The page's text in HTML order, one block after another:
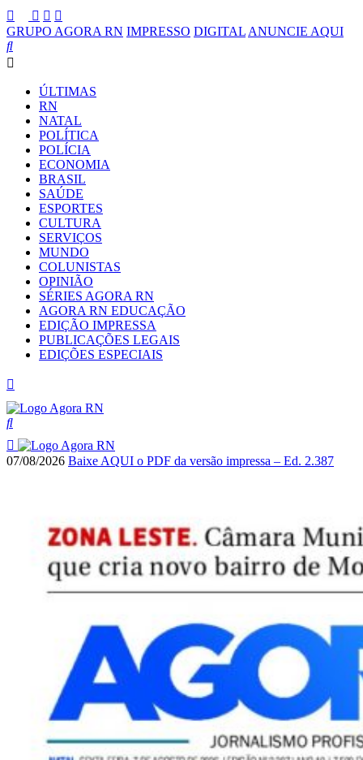
GRUPO AGORA RN IMPRESSO DIGITAL ANUNCIE AQUI
ÚLTIMAS
RN
NATAL
POLÍTICA
POLÍCIA
ECONOMIA
BRASIL
SAÚDE
ESPORTES
CULTURA
SERVIÇOS
MUNDO
COLUNISTAS
OPINIÃO
SÉRIES AGORA RN
AGORA RN EDUCAÇÃO
EDIÇÃO IMPRESSA
PUBLICAÇÕES LEGAIS
EDIÇÕES ESPECIAIS
07/08/2026 Baixe AQUI o PDF da versão impressa – Ed. 2.387